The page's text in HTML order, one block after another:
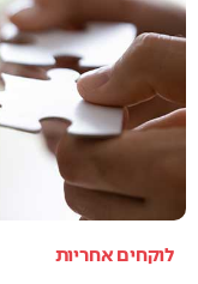
לוקחים אחריות